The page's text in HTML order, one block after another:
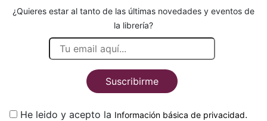
¿Quieres estar al tanto de las últimas novedades y eventos de
la librería?
Suscribirme
He leido y acepto la Información básica de privacidad.